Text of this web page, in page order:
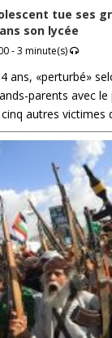
tue ses
son lycée
- 3 minute(s)
ans, «perturbé»
parents avec
autres victimes